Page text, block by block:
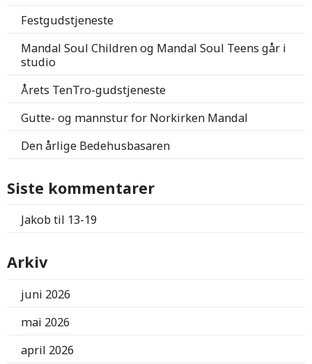
Festgudstjeneste
Mandal Soul Children og Mandal Soul Teens går i
studio
Årets TenTro-gudstjeneste
Gutte- og mannstur for Norkirken Mandal
Den årlige Bedehusbasaren
Siste kommentarer
Jakobtil 13-19
Arkiv
juni 2026
mai 2026
april 2026